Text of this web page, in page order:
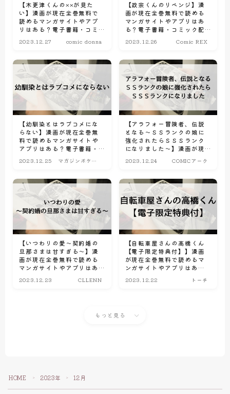
【木更津くんの××が見た
い】漫画が現在全巻無料で
読めるマンガサイトやアプ
リはある？電子書籍・コミ
ク比較情報
2023.12.27 comic donna
【政宗くんのリベンジ】漫
画が現在全巻無料で読める
マンガサイトやアプリはあ
る？電子書籍・コミック配
情報
2023.12.26 Comic REX
【幼馴染とはラブコメにな
らない】漫画が現在全巻無
料で読めるマンガサイトや
アプリはある？電子書籍・
ブスク比較情報
2023.12.25
マガジンポケッ
【アラフォー冒険者、伝説
となる～ＳＳランクの娘に
強化されたらＳＳＳランク
になりました～】漫画が現
サイトやアプリはある？電
ビスのサブスク比較情報
2023.12.24 COMICアーク
【いつわりの愛～契約婚の
旦那さまは甘すぎる～】漫
画が現在全巻無料で読める
マンガサイトやアプリはあ
信サービスのサブスク比較
2023.12.23 CLLENN
【自転車屋さんの高橋くん
【電子限定特典付】】漫画
が現在全巻無料で読めるマ
ンガサイトやアプリはあ
信サービスのサブスク比較
2023.12.22 トーチ
もっと見る
HOME ＞ 2023年 ＞ 12月